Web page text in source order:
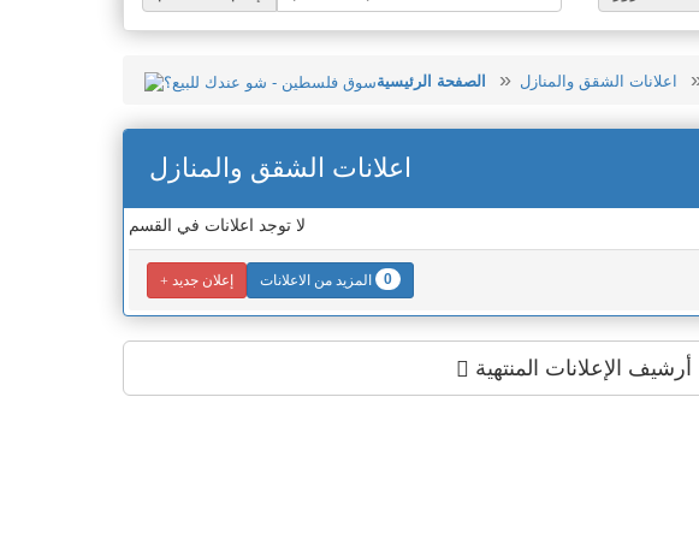
الصفحة الرئيسية اعلانات الشقق والمنازل
اعلانات الشقق والمنازل
لا توجد اعلانات في القسم
0 إعلان جديد
أرشيف الإعلانات المنتهية